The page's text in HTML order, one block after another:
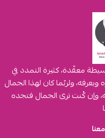
معقّدة، كثيرة التمدد في
ولربّما كان لهذا الجمال
وإن كُنت ترى الجمال فتجده